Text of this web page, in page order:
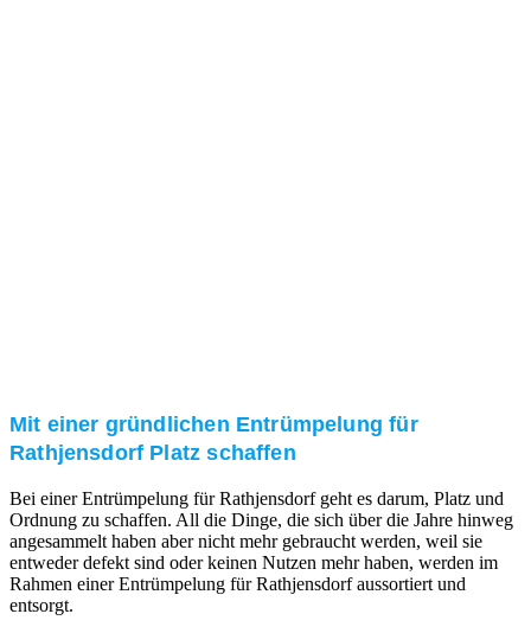
Mit einer gründlichen Entrümpelung für
Rathjensdorf Platz schaffen
Bei einer Entrümpelung für Rathjensdorf geht es darum, Platz und
Ordnung zu schaffen. All die Dinge, die sich über die Jahre hinweg
angesammelt haben aber nicht mehr gebraucht werden, weil sie
entweder defekt sind oder keinen Nutzen mehr haben, werden im
Rahmen einer Entrümpelung für Rathjensdorf aussortiert und
entsorgt.